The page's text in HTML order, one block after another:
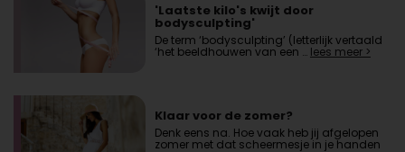
'Laatste kilo's kwijt door
bodysculpting'
De term ‘bodysculpting’ (letterlijk vertaald
‘het beeldhouwen van een … lees meer >
Klaar voor de zomer?
Denk eens na. Hoe vaak heb jij afgelopen
zomer met dat scheermesje in je handen